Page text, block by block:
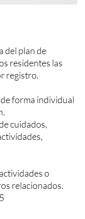
del plan de
residentes las
registro.
forma individual
cuidados,
o
relacionados.